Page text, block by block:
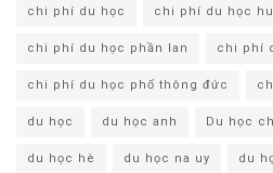
chi phí du học chi phí du học
chi phí du học phần lan chi phí
chi phí du học phổ thông đức
du học du học anh Du học
du học hè du học na uy du